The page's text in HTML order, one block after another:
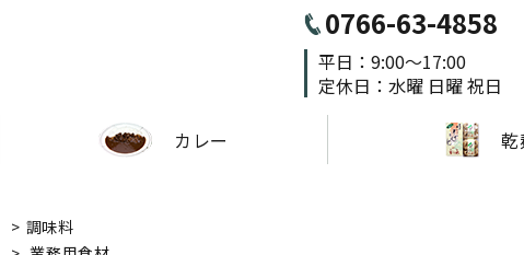
0766-63-4858
平日：9:00～17:00
定休日：水曜 日曜 祝日
カレー 乾
> 調味料